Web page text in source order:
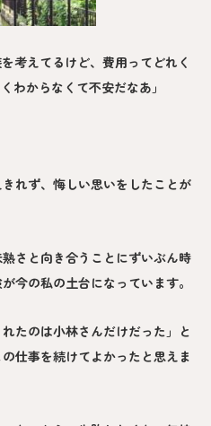
考えてるけど、費用ってどれく
わからなくて不安だなあ」
れず、悔しい思いをしたことが
さと向き合うことにずいぶん時
今の私の土台になっています。
たのは小林さんだけだった」と
仕事を続けてよかったと思えま